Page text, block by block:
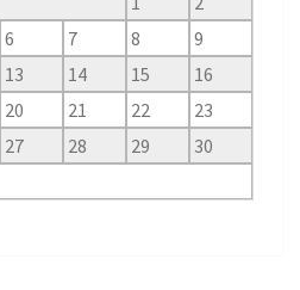
6 7 8
9
13 14 15
16
20 21 22
23
27 28 29
30